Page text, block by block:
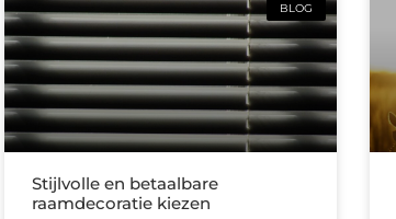
BLOG
Stijlvolle en betaalbare
raamdecoratie kiezen